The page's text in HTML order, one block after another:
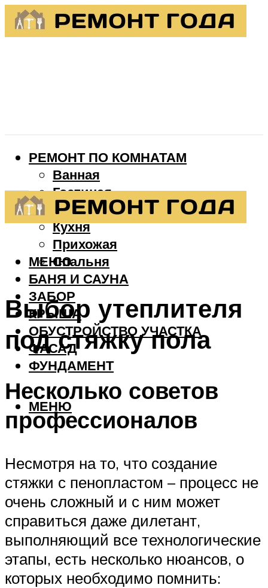
РЕМОНТ ПО КОМНАТАМ
Ванная
Гостиная
Детская
Кухня
Прихожая
Спальня
БАНЯ И САУНА
ЗАБОР
КРЫША
ОБУСТРОЙСТВО УЧАСТКА
ФАСАД
ФУНДАМЕНТ
МЕНЮ
МЕНЮ
Выбор утеплителя
под стяжку пола
Несколько советов
профессионалов
Несмотря на то, что создание
стяжки с пенопластом – процесс не
очень сложный и с ним может
справиться даже дилетант,
выполняющий все технологические
этапы, есть несколько нюансов, о
которых необходимо помнить: